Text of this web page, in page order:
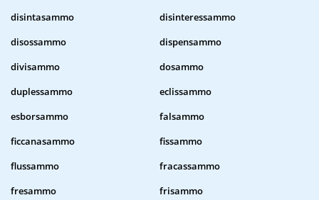
disintasammo
disinteressammo
disossammo
dispensammo
divisammo
dosammo
duplessammo
eclissammo
esborsammo
falsammo
ficcanasammo
fissammo
flussammo
fracassammo
fresammo
frisammo